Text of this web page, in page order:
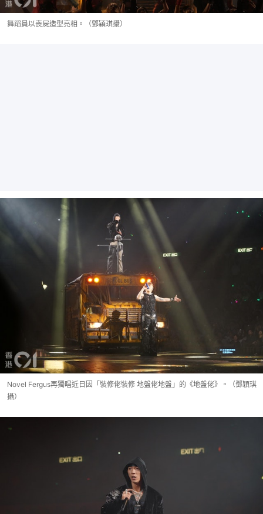
舞蹈員以喪屍造型亮相。（鄧穎琪攝）
Novel Fergus再獨唱近日因「裝修佬裝修 地盤佬地盤」的《地盤佬》。（鄧穎琪
攝）